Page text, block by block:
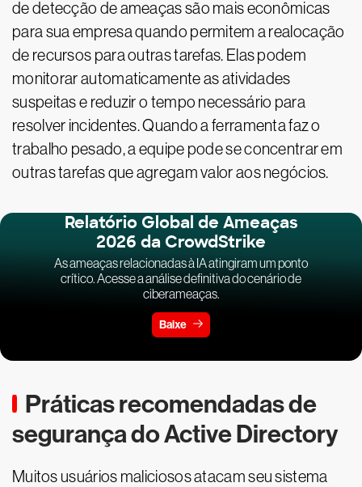
de detecção de ameaças são mais econômicas
para sua empresa quando permitem a realocação
de recursos para outras tarefas. Elas podem
monitorar automaticamente as atividades
suspeitas e reduzir o tempo necessário para
resolver incidentes. Quando a ferramenta faz o
trabalho pesado, a equipe pode se concentrar em
outras tarefas que agregam valor aos negócios.
Relatório Global de Ameaças
2026 da CrowdStrike
As ameaças relacionadas à IA atingiram um ponto
crítico. Acesse a análise definitiva do cenário de
ciberameaças.
Baixe
Práticas recomendadas de
segurança do Active Directory
Muitos usuários maliciosos atacam seu sistema